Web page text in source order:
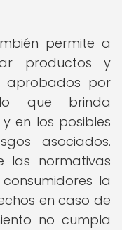
permite a
productos y
aprobados por
lo que brinda
en los posibles
asociados.
las normativas
la
en caso de
no cumpla